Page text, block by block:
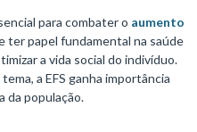
para combater o aumento
ter papel fundamental na saúde
a vida social do indivíduo.
a EFS ganha importância
da população.